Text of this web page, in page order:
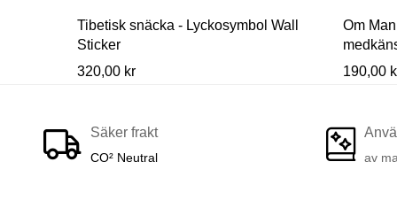
Tibetisk snäcka - Lyckosymbol Wall
Sticker
320,00 kr
Om
190,00
Säker frakt
CO² Neutral av